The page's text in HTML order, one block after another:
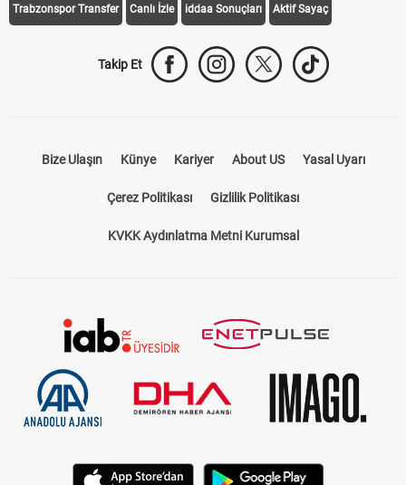
Trabzonspor Transfer Canlı İzle iddaa Sonuçları Aktif Sayaç